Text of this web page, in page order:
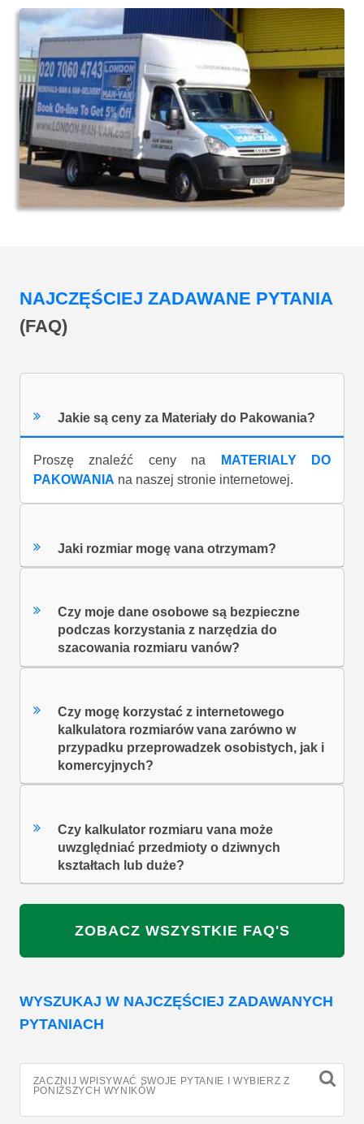
NAJCZĘŚCIEJ ZADAWANE PYTANIA
(FAQ)
Jakie są ceny za Materiały do Pakowania?
Proszę znaleźć ceny na
MATERIALY DO
PAKOWANIA na naszej stronie internetowej.
Jaki rozmiar mogę vana otrzymam?
Czy moje dane osobowe są bezpieczne
podczas korzystania z narzędzia do
szacowania rozmiaru vanów?
Czy mogę korzystać z internetowego
kalkulatora rozmiarów vana zarówno w
przypadku przeprowadzek osobistych, jak i
komercyjnych?
Czy kalkulator rozmiaru vana może
uwzględniać przedmioty o dziwnych
kształtach lub duże?
ZOBACZ WSZYSTKIE FAQ'S
WYSZUKAJ W NAJCZĘŚCIEJ ZADAWANYCH
PYTANIACH
ZACZNIJ WPISYWAĆ SWOJE PYTANIE I WYBIERZ Z
PONIŻSZYCH WYNIKÓW